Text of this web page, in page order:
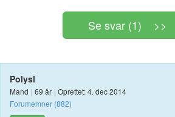
Se svar (1) >>
Polysl
Mand | 69 år | Oprettet: 4. dec 2014
Forumemner (882)